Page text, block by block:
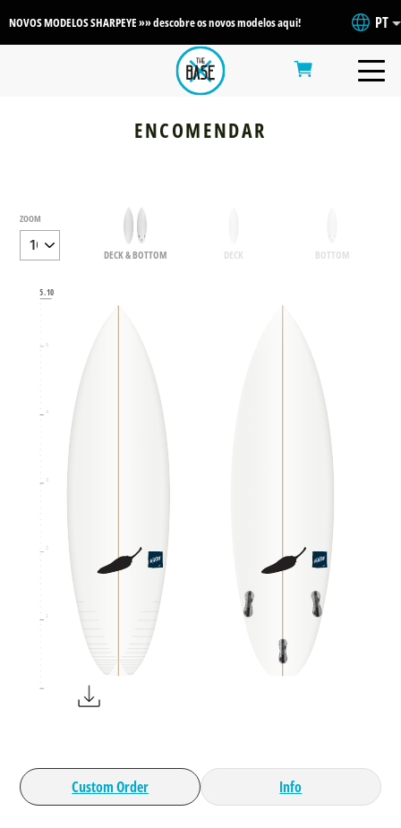
NOVOS MODELOS SHARPEYE »» descobre os novos modelos aqui! PT
ENCOMENDAR
ZOOM
DECK & BOTTOM DECK BOTTOM
5.10
1
2
3
4
5
Custom Order Info